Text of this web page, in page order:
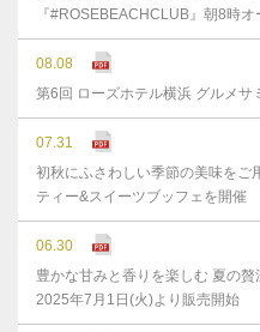
『#ROSEBEACHCLUB』朝8時オ
08.08
第6回 ローズホテル横浜 グルメサ
07.31
初秋にふさわしい季節の美味をご
ティー&スイーツブッフェを開催
06.30
豊かな⽢みと⾹りを楽しむ 夏の贅
2025年7⽉1⽇(⽕)より販売開始